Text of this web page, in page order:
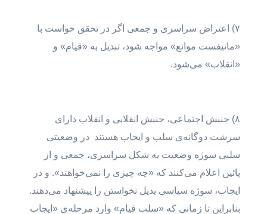
۷) اعتراض سراسری و جمعی اگر در تحقق خواست با
«مانیفست موانع» مواجه شود، تبدیل به «قیام» و
«انقلاب» می‌شود.
۸) جنبش اجتماعی، جنبش انقلابی و انقلاب دارای
سرشت دوگانه‌ی سلب و ایجاب هستند در وضعیتی
سلبی سوژه وضعیت به شکل سراسری، جمعی و از
پائین اعلام می‌کنند که «چه چیزی را نمی‌خواهند». و در
ایجاب،‌ سوژه سیاسی بدیل نخواستن را پیشنهاد می‌دهند.
بنابراین تا زمانی که «سلب قیام» وارد مرحله‌ی «ایجاب